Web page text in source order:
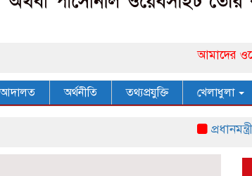
আমাদের ওয়েব
অর্থনীতি তথ্যপ্রযুক্তি খেলাধুলা
প্রধানমন্ত্রীর